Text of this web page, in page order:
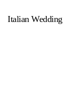
Italian Wedding